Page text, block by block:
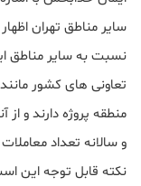
نسبت به سایر مناطق
تعاونی های کشور
منطقه پروژه دارند و
و سالانه تعداد